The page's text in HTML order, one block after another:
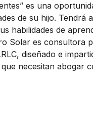
es una
de su hijo. Tendrá
habilidades de
Solar es consultora
diseñado e
necesitan abogar